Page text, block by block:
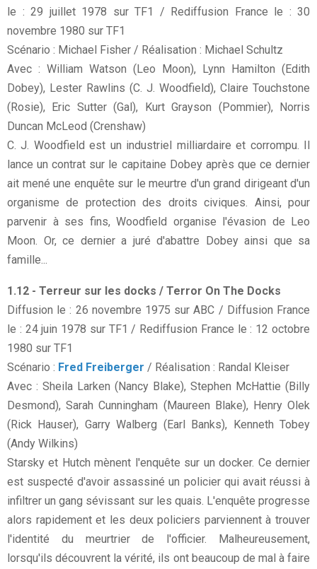
le : 29 juillet 1978 sur TF1 / Rediffusion France le : 30
novembre 1980 sur TF1
Scénario : Michael Fisher / Réalisation : Michael Schultz
Avec : William Watson (Leo Moon), Lynn Hamilton (Edith
Dobey), Lester Rawlins (C. J. Woodfield), Claire Touchstone
(Rosie), Eric Sutter (Gal), Kurt Grayson (Pommier), Norris
Duncan McLeod (Crenshaw)
C. J. Woodfield est un industriel milliardaire et corrompu. Il
lance un contrat sur le capitaine Dobey après que ce dernier
ait mené une enquête sur le meurtre d'un grand dirigeant d'un
organisme de protection des droits civiques. Ainsi, pour
parvenir à ses fins, Woodfield organise l'évasion de Leo
Moon. Or, ce dernier a juré d'abattre Dobey ainsi que sa
famille...
1.12 - Terreur sur les docks / Terror On The Docks
Diffusion le : 26 novembre 1975 sur ABC / Diffusion France
le : 24 juin 1978 sur TF1 / Rediffusion France le : 12 octobre
1980 sur TF1
Scénario : Fred Freiberger / Réalisation : Randal Kleiser
Avec : Sheila Larken (Nancy Blake), Stephen McHattie (Billy
Desmond), Sarah Cunningham (Maureen Blake), Henry Olek
(Rick Hauser), Garry Walberg (Earl Banks), Kenneth Tobey
(Andy Wilkins)
Starsky et Hutch mènent l'enquête sur un docker. Ce dernier
est suspecté d'avoir assassiné un policier qui avait réussi à
infiltrer un gang sévissant sur les quais. L'enquête progresse
alors rapidement et les deux policiers parviennent à trouver
l'identité du meurtrier de l'officier. Malheureusement,
lorsqu'ils découvrent la vérité, ils ont beaucoup de mal à faire